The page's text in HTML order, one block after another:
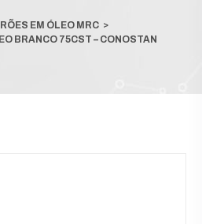
EM ÓLEO MRC >
BRANCO 75CST – CONOSTAN